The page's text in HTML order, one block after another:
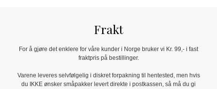
Frakt
For å gjøre det enklere for våre kunder i Norge bruker vi Kr. 99,- i fast
fraktpris på bestillinger.
Varene leveres selvfølgelig i diskret forpakning til hentested, men hvis
du IKKE ønsker småpakker levert direkte i postkassen, så må du gi